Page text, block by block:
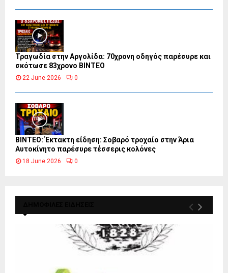
Τραγωδία στην Αργολίδα: 70χρονη οδηγός παρέσυρε και
σκότωσε 83χρονο ΒΙΝΤΕΟ
22 June 2026 0
ΒΙΝΤΕΟ: Έκτακτη είδηση: Σοβαρό τροχαίο στην Άρια
Αυτοκίνητο παρέσυρε τέσσερις κολόνες
18 June 2026 0